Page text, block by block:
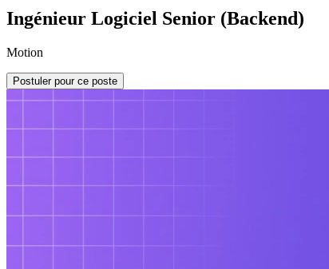
Ingénieur Logiciel Senior (Backend)
Motion
Postuler pour ce poste